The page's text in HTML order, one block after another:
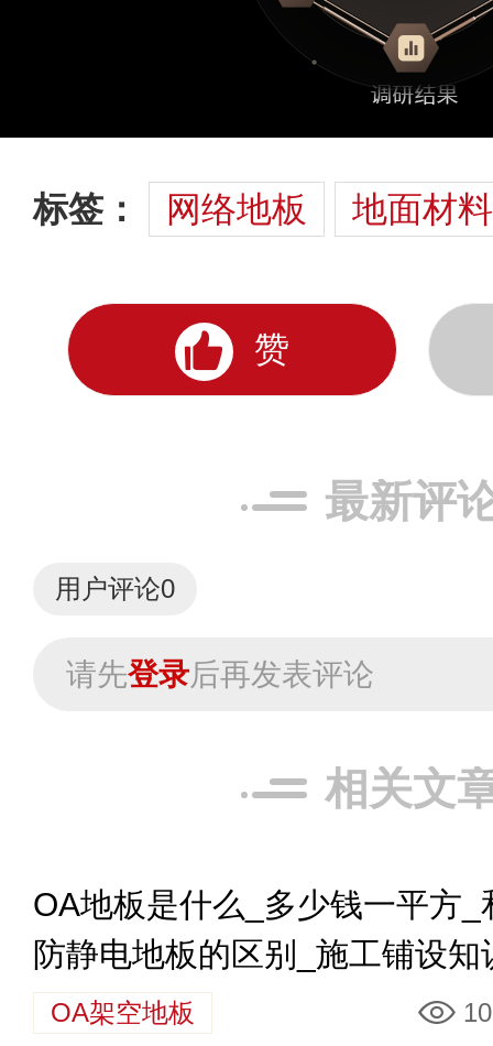
标签： 网络地板 地面材料
赞
最新评
用户评论0
请先登录后再发表评论
相关文
OA地板是什么_多少钱一平方_
防静电地板的区别_施工铺设知
OA架空地板